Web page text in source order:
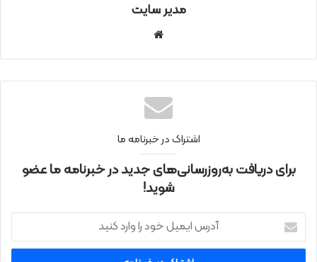
مدیر سایت
نتی
اشتراک در خبرنامه ما
برای دریافت به‌روزرسانی‌های جدید در خبرنامه ما عضو
شوید!
ر